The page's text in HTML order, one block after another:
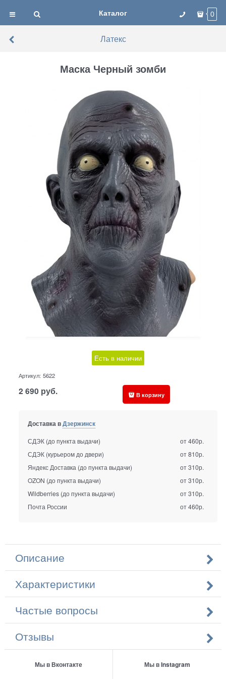
Каталог 0
Латекс
Маска Черный зомби
Есть в наличии
Артикул: 5622
2 690 руб. В корзину
Доставка вДзержинск
СДЭК (до пункта выдачи)
от 460р.
СДЭК (курьером до двери)
от 810р.
Яндекс Доставка (до пункта выдачи)
от 310р.
OZON (до пункта выдачи)
от 310р.
Wildberries (до пункта выдачи)
от 310р.
Почта России
от 460р.
Описание
Характеристики
Частые вопросы
Отзывы
Мы в Вконтакте Мы в Instagram